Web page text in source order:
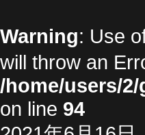
Warning: Use
will throw an
/home/users/
on line 94